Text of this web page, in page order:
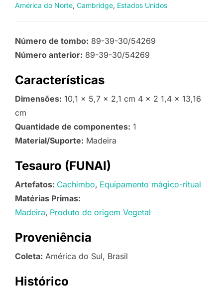
América do Norte Cambridge Estados Unidos
Número de tombo: 89-39-30/54269
Número anterior: 89-39-30/54269
Características
Dimensões: 10,1 x 5,7 x 2,1 cm 4 x 2 1,4 x 13,16
cm
Quantidade de componentes: 1
Material/Suporte: Madeira
Tesauro (FUNAI)
Artefatos: Cachimbo Equipamento mágico-ritual
Matérias Primas:
Madeira Produto de origem Vegetal
Proveniência
Coleta: América do Sul, Brasil
Histórico